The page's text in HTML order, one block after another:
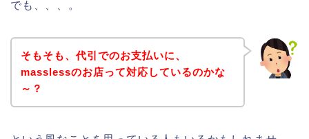
でも、、、。
そもそも、代引でのお支払いに、
masslessのお店って対応しているのかな
～？